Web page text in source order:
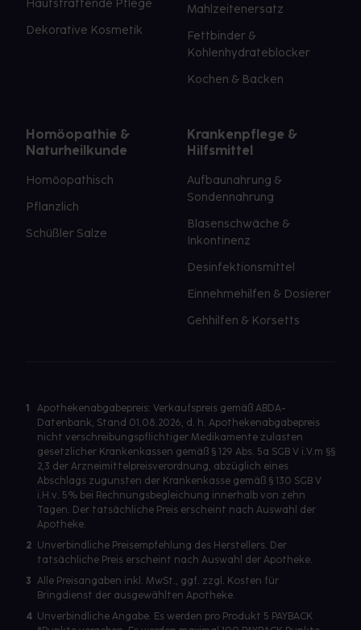
Hautstraffende Pflege
Dekorative Kosmetik
Mahlzeitenersatz
Fettbinder &
Kohlenhydrateblocker
Kochen & Backen
Homöopathie &
Naturheilkunde
Homöopathisch
Pflanzlich
Schüßler Salze
Krankenpflege &
Hilfsmittel
Aufbaunahrung &
Sondennahrung
Blasenschwäche &
Inkontinenz
Desinfektionsmittel
Einnehmehilfen & Dosierer
Gehhilfen & Korsetts
1
Apothekenabgabepreis: Verkaufspreis gemäß ABDA-
Datenbank, Stand 01.08.2026, d. h. Apothekenabgabepreis
nicht verschreibungspflichtiger Medikamente zulasten
gesetzlicher Krankenkassen gemäß § 129 Abs. 5a SGB V i.V.m §§
2,3 der Arzneimittelpreisverordnung, abzüglich eines
Abschlags zugunsten der Krankenkasse gemäß § 130 SGB V
i.H.v. 5% bei Rechnungsbegleichung innerhalb von zehn
Tagen. Der tatsächliche Preis erscheint nach Auswahl der
Apotheke.
2 Unverbindliche Preisempfehlung des Herstellers. Der
tatsächliche Preis erscheint nach Auswahl der Apotheke.
3 Alle Preisangaben inkl. MwSt., ggf. zzgl. Kosten für
Bringdienst der ausgewählten Apotheke.
4 Unverbindliche Angabe. Es werden pro Produkt 5 PAYBACK